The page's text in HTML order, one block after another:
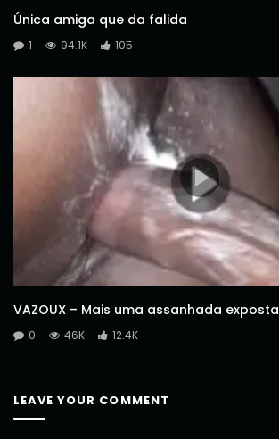
Única amiga que da falida
1 94.1K 105
VAZOUX – Mais uma assanhada exposta
0 46K 12.4K
LEAVE YOUR COMMENT